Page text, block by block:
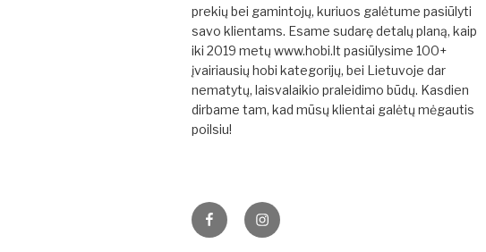
prekių bei gamintojų, kuriuos galėtume pasiūlyti
savo klientams. Esame sudarę detalų planą, kaip
iki 2019 metų www.hobi.lt pasiūlysime 100+
įvairiausių hobi kategorijų, bei Lietuvoje dar
nematytų, laisvalaikio praleidimo būdų. Kasdien
dirbame tam, kad mūsų klientai galėtų mėgautis
poilsiu!
FacebookInstagram